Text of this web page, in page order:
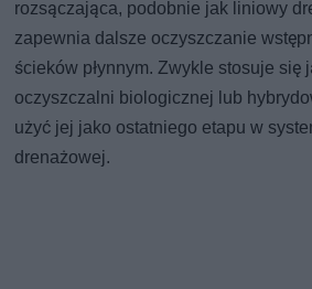
rozsączająca, podobnie jak liniowy
zapewnia dalsze oczyszczanie
ścieków płynnym. Zwykle stosuje się
oczyszczalni biologicznej lub
użyć jej jako ostatniego etapu w
drenażowej.